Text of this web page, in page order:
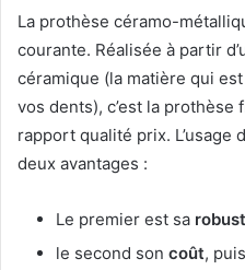
La prothèse céramo-
courante. Réalisée à partir
céramique (la matière qui
vos dents), c’est la
rapport qualité prix.
deux avantages :
Le premier est sa
le second son coût,